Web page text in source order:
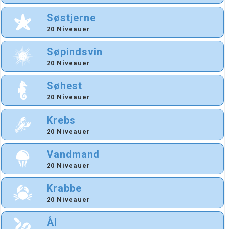
Søstjerne
20 Niveauer
Søpindsvin
20 Niveauer
Søhest
20 Niveauer
Krebs
20 Niveauer
Vandmand
20 Niveauer
Krabbe
20 Niveauer
Ål